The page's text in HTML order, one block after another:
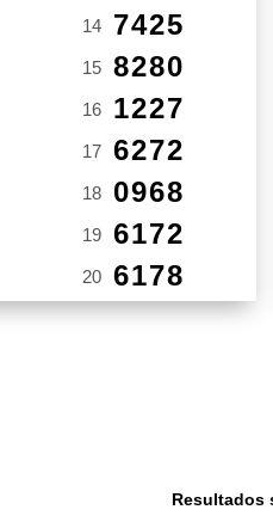
14 7425
15 8280
16 1227
17 6272
18 0968
19 6172
20 6178
Resultados